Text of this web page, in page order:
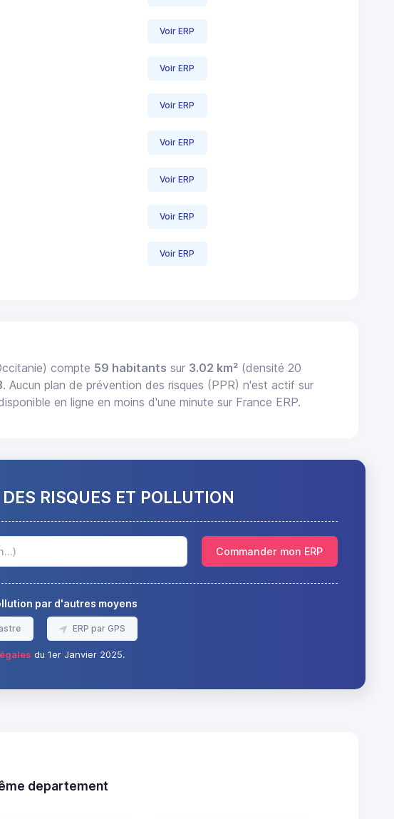
Voir ERP
Voir ERP
Voir ERP
Voir ERP
Voir ERP
Voir ERP
Voir ERP
compte 59 habitants sur 3.02 km² (densité 20
. Aucun plan de prévention des risques (PPR) n'est actif sur
en ligne en moins d'une minute sur France ERP.
RISQUES ET POLLUTION
Commander mon ERP
par d'autres moyens
ERP par GPS
du 1er Janvier 2025.
departement